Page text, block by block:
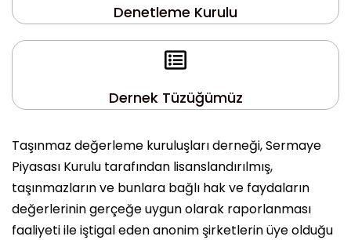
Denetleme Kurulu
Dernek Tüzüğümüz
Taşınmaz değerleme kuruluşları derneği, Sermaye
Piyasası Kurulu tarafından lisanslandırılmış,
taşınmazların ve bunlara bağlı hak ve faydaların
değerlerinin gerçeğe uygun olarak raporlanması
faaliyeti ile iştigal eden anonim şirketlerin üye olduğu